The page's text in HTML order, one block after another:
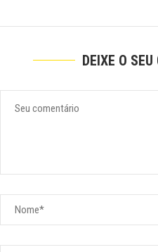
DEIXE O